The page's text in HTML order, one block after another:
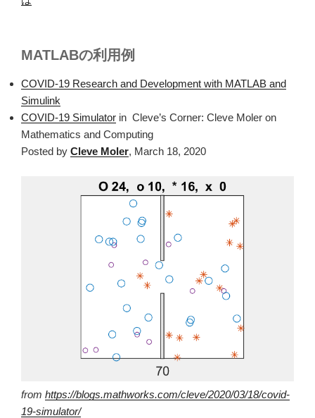
MATLABの利用例
COVID-19 Research and Development with MATLAB and
Simulink
COVID-19 Simulator in Cleve’s Corner: Cleve Moler on
Mathematics and Computing
Posted by Cleve Moler, March 18, 2020
from https://blogs.mathworks.com/cleve/2020/03/18/covid-
19-simulator/